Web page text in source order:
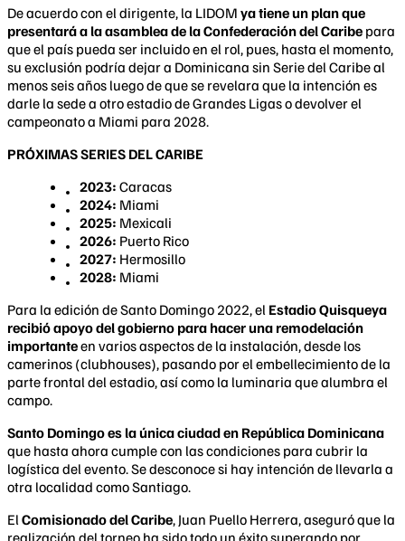
De acuerdo con el dirigente, la LIDOM ya tiene un plan que
presentará a la asamblea de la Confederación del Caribe para
que el país pueda ser incluido en el rol, pues, hasta el momento,
su exclusión podría dejar a Dominicana sin Serie del Caribe al
menos seis años luego de que se revelara que la intención es
darle la sede a otro estadio de Grandes Ligas o devolver el
campeonato a Miami para 2028.
PRÓXIMAS SERIES DEL CARIBE
2023: Caracas
2024: Miami
2025: Mexicali
2026: Puerto Rico
2027: Hermosillo
2028: Miami
Para la edición de Santo Domingo 2022, el Estadio Quisqueya
recibió apoyo del gobierno para hacer una remodelación
importanteen varios aspectos de la instalación, desde los
camerinos (clubhouses), pasando por el embellecimiento de la
parte frontal del estadio, así como la luminaria que alumbra el
campo.
Santo Domingo es la única ciudad en República Dominicana
que hasta ahora cumple con las condiciones para cubrir la
logística del evento. Se desconoce si hay intención de llevarla a
otra localidad como Santiago.
El Comisionado del Caribe, Juan Puello Herrera, aseguró que la
realización del torneo ha sido todo un éxito superando por